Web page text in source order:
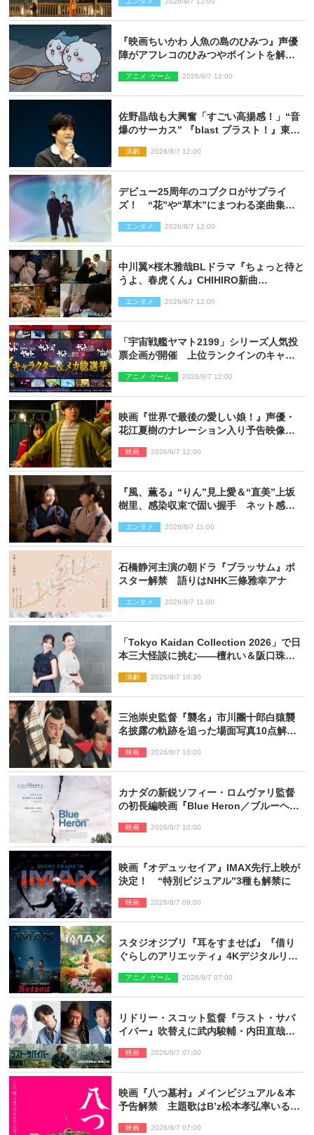
『映画ちいかわ 人魚の島のひみつ』声優
陣がアフレコのひみつやポイントを解
アニメ･ゲーム 2026/8/7 12:00
佐野晶哉も大興奮「すごい高揚感！」“音
爆のサーカス” 『blast ブラスト！』東京
演劇 2026/8/7 12:00
デビュー25周年のコブクロがサプライ
ズ！ “花”や“草木”にまつわる楽曲集め
信リリース
エンタメ 2026/8/7 12:00
中川翼×桜木雅哉BLドラマ『ちょっと待と
うよ、春虎くん』CHIHIRO新曲
エンタメ 2026/8/7 12:00
「宇宙戦艦ヤマト2199」シリーズ人気投
票企画が開催 上位ランクインのキャラ
を制作
アニメ･ゲーム 2026/8/7 12:00
映画『世界で最後の愛しい娘！』声優・
花江夏樹のナレーション入り予告映像解
い！」
映画 2026/8/7 12:00
『風、薫る』“りん”見上愛＆“直美”上坂
樹里、感染収束で固い握手 ネット感動
エンタメ 2026/8/7 11:00
石橋静河主演の朝ドラ『ブラッサム』ポ
スター解禁 語りはNHK三條雅幸アナ
エンタメ 2026/8/7 11:00
「Tokyo Kaidan Collection 2026」で日
本三大怪談に挑む――檀れい＆阪口珠美
演劇 2026/8/7 10:30
三池崇史監督『襲名』市川團十郎白猿襲
名披露の軌跡を追った場面写真10点解
映画 2026/8/7 10:00
カナダの新鋭ソフィー・ロムヴァリ監督
の初長編映画『Blue Heron／ブルーヘロ
映画 2026/8/7 10:00
映画『オデュッセイア』IMAX先行上映が
決定！ “特別ビジュアル”3種も解禁に
映画 2026/8/7 09:00
スタジオジブリ『耳をすませば』『借り
ぐらしのアリエッティ』4Kデジタルリマ
アニメ･ゲーム 2026/8/7 07:00
リドリー・スコット監督『ラスト・サバ
イバー』吹替えに武内駿輔・内田直哉・
結！
映画 2026/8/7 07:00
映画『八つ墓村』メインビジュアル＆本
予告解禁 主題歌はB’z松本孝弘率いる
映画 2026/8/7 07:00